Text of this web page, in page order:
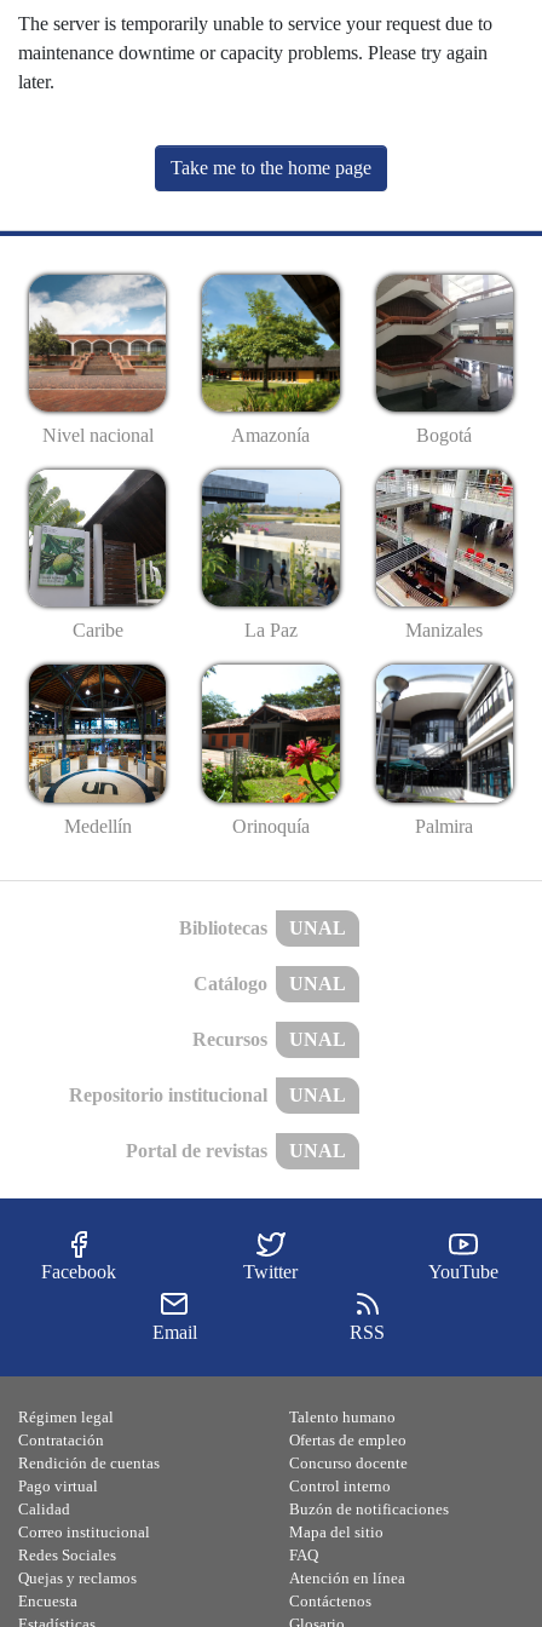
The server is temporarily unable to service your request due to
maintenance downtime or capacity problems. Please try again
later.
Take me to the home page
Nivel nacional Amazonía Bogotá
Caribe La Paz Manizales
Medellín Orinoquía Palmira
Bibliotecas UNAL
Catálogo UNAL
Recursos UNAL
Repositorio institucional UNAL
Portal de revistas UNAL
Facebook Twitter YouTube
Email RSS
Régimen legal
Contratación
Rendición de cuentas
Pago virtual
Calidad
Talento humano
Ofertas de empleo
Concurso docente
Control interno
Buzón de notificaciones
Correo institucional
Redes Sociales
Quejas y reclamos
Encuesta
Mapa del sitio
FAQ
Atención en línea
Contáctenos